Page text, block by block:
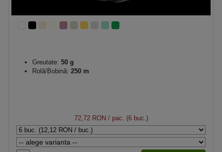
Greutate: 50 g
Rolă/Bobină: 250 m
72,72 RON/ pac. (6 buc.)